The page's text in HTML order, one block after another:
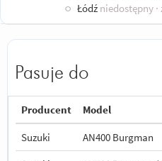
○ Łódź niedostępny
Pasuje do
Producent Model
Suzuki AN400 Burgman